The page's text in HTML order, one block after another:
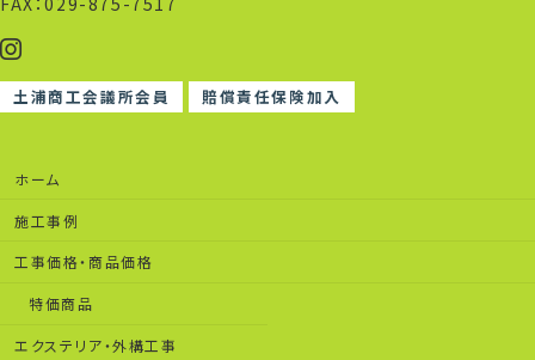
土浦商工会議所会員 賠償責任保険加入
ホーム
施工事例
工事価格・商品価格
特価商品
エクステリア・外構工事